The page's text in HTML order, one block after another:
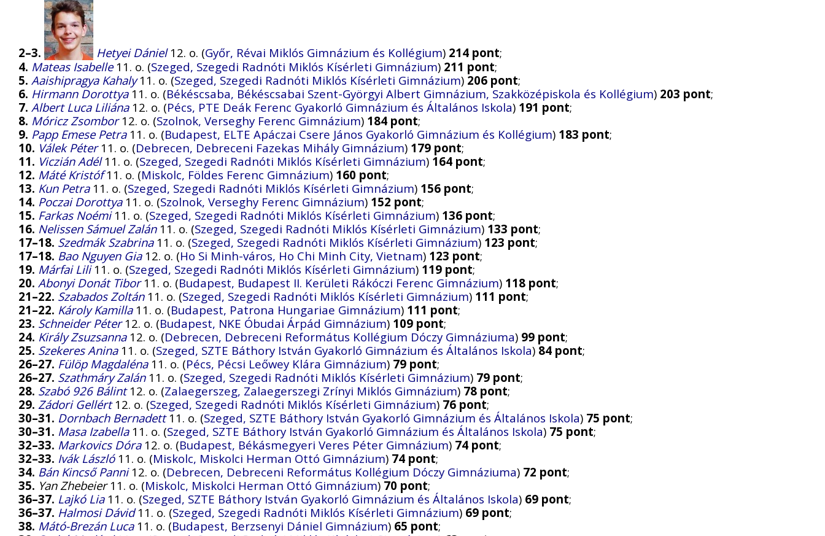
2–3. Hetyei Dániel12. o. (Győr, Révai Miklós Gimnázium és Kollégium) 214 pont;
4. Mateas Isabelle11. o. (Szeged, Szegedi Radnóti Miklós Kísérleti Gimnázium) 211 pont;
5. Aaishipragya Kahaly11. o. (Szeged, Szegedi Radnóti Miklós Kísérleti Gimnázium) 206 pont;
6. Hirmann Dorottya11. o. (Békéscsaba, Békéscsabai Szent-Györgyi Albert Gimnázium, Szakközépiskola és Kollégium) 203 pont;
7. Albert Luca Liliána12. o. (Pécs, PTE Deák Ferenc Gyakorló Gimnázium és Általános Iskola) 191 pont;
8. Móricz Zsombor12. o. (Szolnok, Verseghy Ferenc Gimnázium) 184 pont;
9. Papp Emese Petra11. o. (Budapest, ELTE Apáczai Csere János Gyakorló Gimnázium és Kollégium) 183 pont;
10. Válek Péter11. o. (Debrecen, Debreceni Fazekas Mihály Gimnázium) 179 pont;
11. Viczián Adél11. o. (Szeged, Szegedi Radnóti Miklós Kísérleti Gimnázium) 164 pont;
12. Máté Kristóf11. o. (Miskolc, Földes Ferenc Gimnázium) 160 pont;
13. Kun Petra11. o. (Szeged, Szegedi Radnóti Miklós Kísérleti Gimnázium) 156 pont;
14. Poczai Dorottya11. o. (Szolnok, Verseghy Ferenc Gimnázium) 152 pont;
15. Farkas Noémi11. o. (Szeged, Szegedi Radnóti Miklós Kísérleti Gimnázium) 136 pont;
16. Nelissen Sámuel Zalán11. o. (Szeged, Szegedi Radnóti Miklós Kísérleti Gimnázium) 133 pont;
17–18. Szedmák Szabrina11. o. (Szeged, Szegedi Radnóti Miklós Kísérleti Gimnázium) 123 pont;
17–18. Bao Nguyen Gia12. o. (Ho Si Minh-város, Ho Chi Minh City, Vietnam) 123 pont;
19. Márfai Lili11. o. (Szeged, Szegedi Radnóti Miklós Kísérleti Gimnázium) 119 pont;
20. Abonyi Donát Tibor11. o. (Budapest, Budapest II. Kerületi Rákóczi Ferenc Gimnázium) 118 pont;
21–22. Szabados Zoltán 11. o. (Szeged, Szegedi Radnóti Miklós Kísérleti Gimnázium) 111 pont;
21–22. Károly Kamilla 11. o. (Budapest, Patrona Hungariae Gimnázium) 111 pont;
23. Schneider Péter12. o. (Budapest, NKE Óbudai Árpád Gimnázium) 109 pont;
24. Király Zsuzsanna 12. o. (Debrecen, Debreceni Református Kollégium Dóczy Gimnáziuma) 99 pont;
25. Szekeres Anina11. o. (Szeged, SZTE Báthory István Gyakorló Gimnázium és Általános Iskola) 84 pont;
26–27. Fülöp Magdaléna11. o. (Pécs, Pécsi Leőwey Klára Gimnázium) 79 pont;
26–27. Szathmáry Zalán11. o. (Szeged, Szegedi Radnóti Miklós Kísérleti Gimnázium) 79 pont;
28. Szabó 926 Bálint12. o. (Zalaegerszeg, Zalaegerszegi Zrínyi Miklós Gimnázium) 78 pont;
29. Zádori Gellért12. o. (Szeged, Szegedi Radnóti Miklós Kísérleti Gimnázium) 76 pont;
30–31. Dornbach Bernadett11. o. (Szeged, SZTE Báthory István Gyakorló Gimnázium és Általános Iskola) 75 pont;
30–31. Masa Izabella11. o. (Szeged, SZTE Báthory István Gyakorló Gimnázium és Általános Iskola) 75 pont;
32–33. Markovics Dóra12. o. (Budapest, Békásmegyeri Veres Péter Gimnázium) 74 pont;
32–33. Ivák László11. o. (Miskolc, Miskolci Herman Ottó Gimnázium) 74 pont;
34. Bán Kincső Panni12. o. (Debrecen, Debreceni Református Kollégium Dóczy Gimnáziuma) 72 pont;
35. Yan Zhebeier11. o. (Miskolc, Miskolci Herman Ottó Gimnázium) 70 pont;
36–37. Lajkó Lia11. o. (Szeged, SZTE Báthory István Gyakorló Gimnázium és Általános Iskola) 69 pont;
36–37. Halmosi Dávid11. o. (Szeged, Szegedi Radnóti Miklós Kísérleti Gimnázium) 69 pont;
38. Mátó-Brezán Luca11. o. (Budapest, Berzsenyi Dániel Gimnázium) 65 pont;